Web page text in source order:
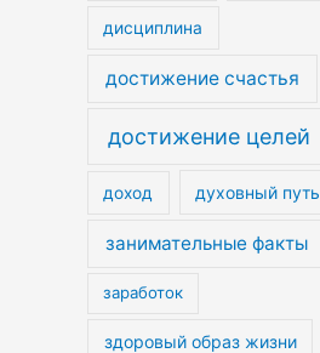
дисциплина
достижение счастья
достижение целей
доход духовный путь
занимательные факты
заработок
здоровый образ жизни